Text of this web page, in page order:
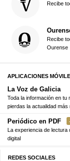
Recibe
Recibe
Ourense
APLICACIONES
La Voz de Galicia
Toda la información en tu
pierdas la actualidad más
Periódico en PDF
La experiencia de lectura
digital
REDES SOCIALES